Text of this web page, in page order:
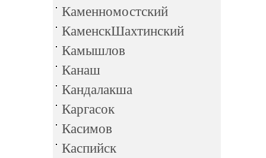
Каменномостский
КаменскШахтинский
Камышлов
Канаш
Кандалакша
Каргасок
Касимов
Каспийск